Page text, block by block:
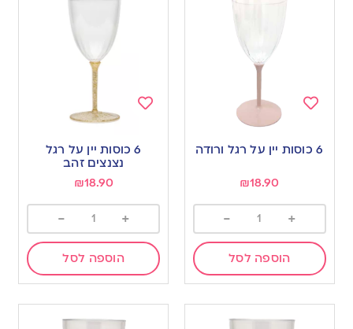
to
6 כוסות יין על רגל ורודה
₪18.90
+
-
הוספה לסל
wishlist
6 כוסות יין על רגל
נצנצים זהב
₪18.90
+
-
הוספה לסל